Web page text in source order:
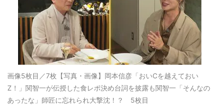
画像5枚目／7枚 【写真・画像】岡本信彦「おいCを越えておい
Z！」関智一が伝授した食レポ決め台詞を披露も関智一「そんなの
あったな」師匠に忘れられ大撃沈！？ 5枚目